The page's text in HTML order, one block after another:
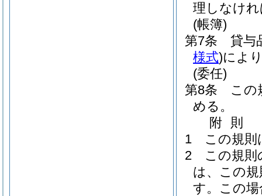
理しなけ
(帳簿)
第7条
貸与
様式)によ
(委任)
第8条
この
める。
附 則
1
この規則
2
この規
は、この
す。 この